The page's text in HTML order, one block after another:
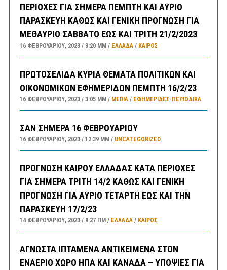
ΠΕΡΙΟΧΕΣ ΓΙΑ ΣΗΜΕΡΑ ΠΕΜΠΤΗ ΚΑΙ ΑΥΡΙΟ
ΠΑΡΑΣΚΕΥΗ ΚΑΘΩΣ ΚΑΙ ΓΕΝΙΚΗ ΠΡΟΓΝΩΣΗ ΓΙΑ
ΜΕΘΑΥΡΙΟ ΣΑΒΒΑΤΟ ΕΩΣ ΚΑΙ ΤΡΙΤΗ 21/2/2023
16 ΦΕΒΡΟΥΑΡΊΟΥ, 2023 3:20 ΜΜ ΕΛΛΑΔA/ ΚΑΙΡΌΣ
ΠΡΩΤΟΣΕΛΙΔΑ ΚΥΡΙΑ ΘΕΜΑΤΑ ΠΟΛΙΤΙΚΩΝ ΚΑΙ
ΟΙΚΟΝΟΜΙΚΩΝ ΕΦΗΜΕΡΙΔΩΝ ΠΕΜΠΤΗ 16/2/23
16 ΦΕΒΡΟΥΑΡΊΟΥ, 2023 3:05 ΜΜ MEDIA/ ΕΦΗΜΕΡΊΔΕΣ-ΠΕΡΙΟΔΙΚΆ
ΣΑΝ ΣΗΜΕΡΑ 16 ΦΕΒΡΟΥΑΡΙΟΥ
16 ΦΕΒΡΟΥΑΡΊΟΥ, 2023 12:39 ΜΜ UNCATEGORIZED
ΠΡΟΓΝΩΣΗ ΚΑΙΡΟΥ ΕΛΛΑΔΑΣ ΚΑΤΑ ΠΕΡΙΟΧΕΣ
ΓΙΑ ΣΗΜΕΡΑ ΤΡΙΤΗ 14/2 ΚΑΘΩΣ ΚΑΙ ΓΕΝΙΚΗ
ΠΡΟΓΝΩΣΗ ΓΙΑ ΑΥΡΙΟ ΤΕΤΑΡΤΗ ΕΩΣ ΚΑΙ ΤΗΝ
ΠΑΡΑΣΚΕΥΗ 17/2/23
14 ΦΕΒΡΟΥΑΡΊΟΥ, 2023 9:27 ΠΜ ΕΛΛΑΔA/ ΚΑΙΡΌΣ
ΑΓΝΩΣΤΑ ΙΠΤΑΜΕΝΑ ΑΝΤΙΚΕΙΜΕΝΑ ΣΤΟΝ
ΕΝΑΕΡΙΟ ΧΩΡΟ ΗΠΑ ΚΑΙ ΚΑΝΑΔΑ – ΥΠΟΨΙΕΣ ΓΙΑ